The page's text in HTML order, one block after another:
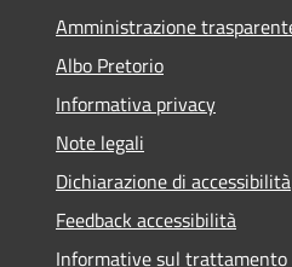
Amministrazione
Albo Pretorio
Informativa privacy
Note legali
Dichiarazione di accessibilità
Feedback accessibilità
Informative sul trattamento